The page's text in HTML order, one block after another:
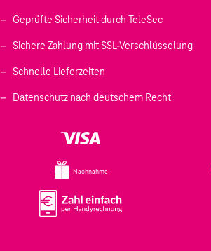
Geprüfte Sicherheit durch TeleSec
Sichere Zahlung mit SSL-Verschlüsselung
Schnelle Lieferzeiten
Datenschutz nach deutschem Recht
Nachnahme